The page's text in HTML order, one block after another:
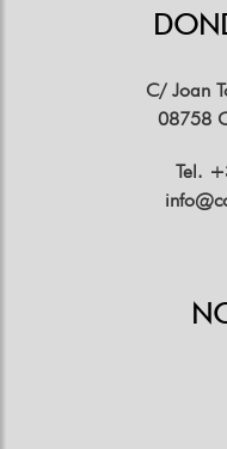
C/ Joan
08758
Tel.